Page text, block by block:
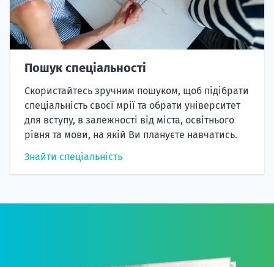
Пошук спеціальності
Скористайтесь зручним пошуком, щоб підібрати
спеціальність своєї мрії та обрати університет
для вступу, в залежності від міста, освітнього
рівня та мови, на якій Ви плануєте навчатись.
Знайти спеціальність